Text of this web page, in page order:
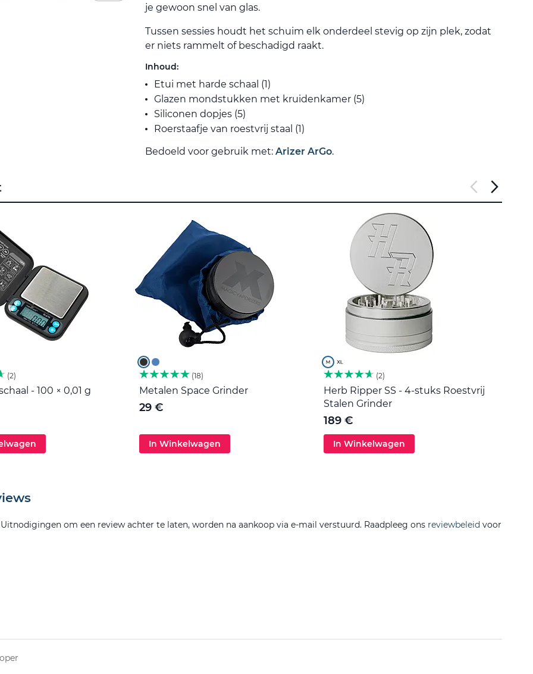
je gewoon snel van glas.
Tussen sessies houdt het schuim elk onderdeel stevig op zijn plek, zodat
er niets rammelt of beschadigd raakt.
Inhoud:
Etui met harde schaal (1)
Glazen mondstukken met kruidenkamer (5)
Siliconen dopjes (5)
Roerstaafje van roestvrij staal (1)
Bedoeld voor gebruik met: Arizer ArGo.
2
- 100 × 0,01 g
18
Metalen Space Grinder
29 €
In Winkelwagen
2
Herb Ripper SS - 4-stuks Roestvrij
Stalen Grinder
189 €
In Winkelwagen
om een review achter te laten, worden na aankoop via e-mail verstuurd. Raadpleeg ons reviewbeleid voor